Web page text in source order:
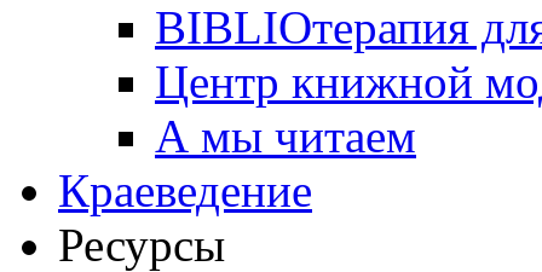
BIBLIOтерапия
Центр книжной
А мы читаем
Краеведение
Ресурсы